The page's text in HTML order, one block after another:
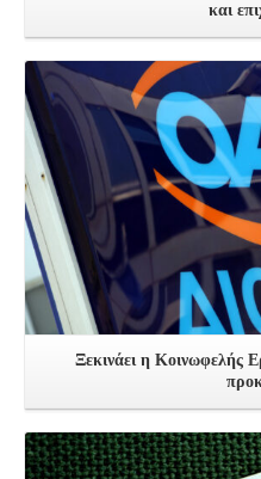
και
Δείτε
Ξεκινάει η Κοινωφελής
Δείτε